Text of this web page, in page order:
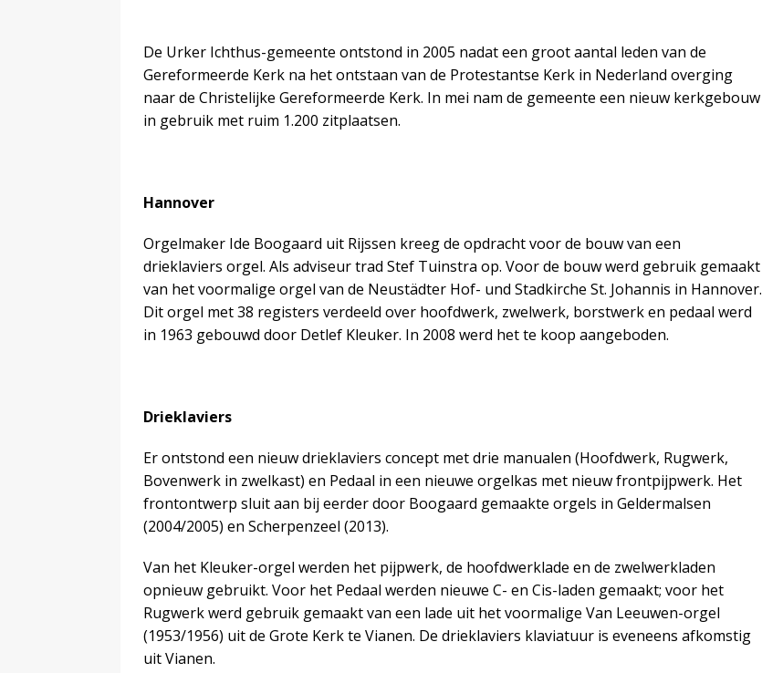
De Urker Ichthus-gemeente ontstond in 2005 nadat een groot aantal leden van de
Gereformeerde Kerk na het ontstaan van de Protestantse Kerk in Nederland overging
naar de Christelijke Gereformeerde Kerk. In mei nam de gemeente een nieuw kerkgebouw
in gebruik met ruim 1.200 zitplaatsen.
Hannover
Orgelmaker Ide Boogaard uit Rijssen kreeg de opdracht voor de bouw van een
drieklaviers orgel. Als adviseur trad Stef Tuinstra op. Voor de bouw werd gebruik gemaakt
van het voormalige orgel van de Neustädter Hof- und Stadkirche St. Johannis in Hannover.
Dit orgel met 38 registers verdeeld over hoofdwerk, zwelwerk, borstwerk en pedaal werd
in 1963 gebouwd door Detlef Kleuker. In 2008 werd het te koop aangeboden.
Drieklaviers
Er ontstond een nieuw drieklaviers concept met drie manualen (Hoofdwerk, Rugwerk,
Bovenwerk in zwelkast) en Pedaal in een nieuwe orgelkas met nieuw frontpijpwerk. Het
frontontwerp sluit aan bij eerder door Boogaard gemaakte orgels in Geldermalsen
(2004/2005) en Scherpenzeel (2013).
Van het Kleuker-orgel werden het pijpwerk, de hoofdwerklade en de zwelwerkladen
opnieuw gebruikt. Voor het Pedaal werden nieuwe C- en Cis-laden gemaakt; voor het
Rugwerk werd gebruik gemaakt van een lade uit het voormalige Van Leeuwen-orgel
(1953/1956) uit de Grote Kerk te Vianen. De drieklaviers klaviatuur is eveneens afkomstig
uit Vianen.